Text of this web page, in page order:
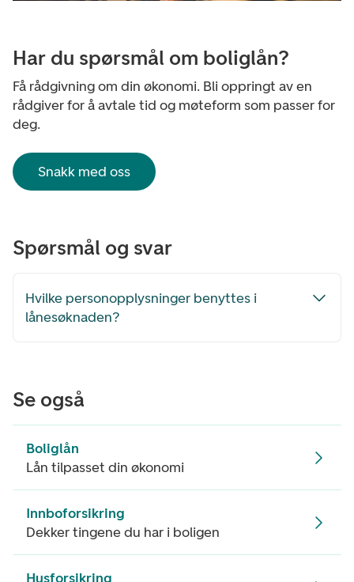
Har du spørsmål om boliglån?
Få rådgivning om din økonomi. Bli oppringt av en
rådgiver for å avtale tid og møteform som passer for
deg.
Snakk med oss
Spørsmål og svar
Hvilke personopplysninger benyttes i
lånesøknaden?
Se også
Boliglån
Lån tilpasset din økonomi
Innboforsikring
Dekker tingene du har i boligen
Husforsikring